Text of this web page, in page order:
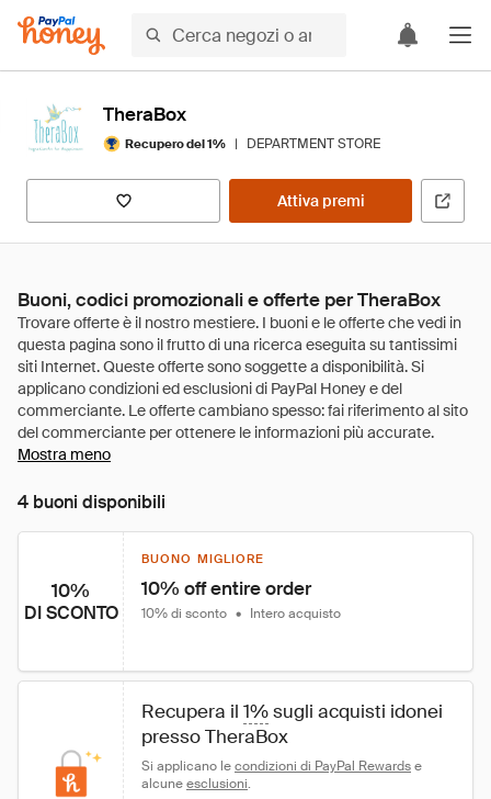
TheraBox
Recupero del 1% | DEPARTMENT STORE
Attiva premi
Buoni, codici promozionali e offerte per TheraBox
Mostra meno
4 buoni disponibili
10%
DI SCONTO
BUONO MIGLIORE
10% off entire order
10% di sconto • Intero acquisto
Recupera il 1% sugli acquisti idonei
presso TheraBox
Si applicano le condizioni di PayPal Rewards e
alcune esclusioni.